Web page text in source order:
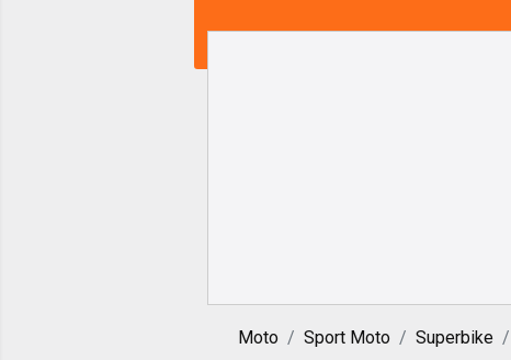
Moto Sport Moto Superbike